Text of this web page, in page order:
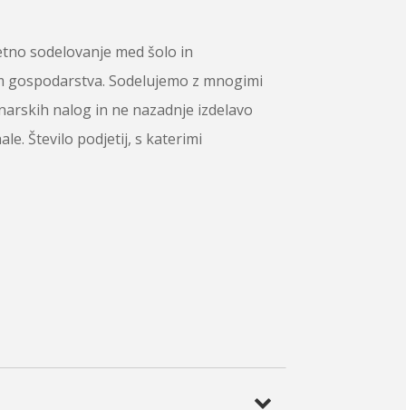
sodelovanje med šolo in
Sodelujemo z mnogimi
nalog in ne nazadnje izdelavo
Število podjetij, s katerimi